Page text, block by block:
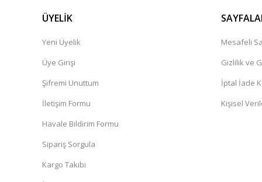
ÜYELİK
Yeni Üyelik
Üye Girişi
Şifremi Unuttum
İletişim Formu
Havale Bildirim Formu
Sipariş Sorgula
Kargo Takibi
Mesafeli
Gizlilik ve
İptal İade
Kişisel